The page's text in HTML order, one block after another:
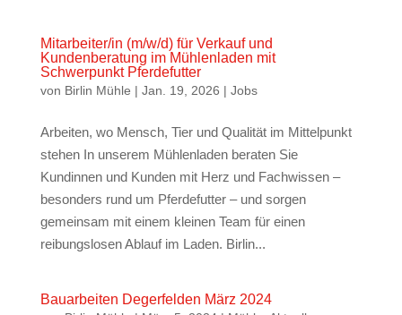
Mitarbeiter/in (m/w/d) für Verkauf und
Kundenberatung im Mühlenladen mit
Schwerpunkt Pferdefutter
von Birlin Mühle | Jan. 19, 2026 | Jobs
Arbeiten, wo Mensch, Tier und Qualität im Mittelpunkt
stehen In unserem Mühlenladen beraten Sie
Kundinnen und Kunden mit Herz und Fachwissen –
besonders rund um Pferdefutter – und sorgen
gemeinsam mit einem kleinen Team für einen
reibungslosen Ablauf im Laden. Birlin...
Bauarbeiten Degerfelden März 2024